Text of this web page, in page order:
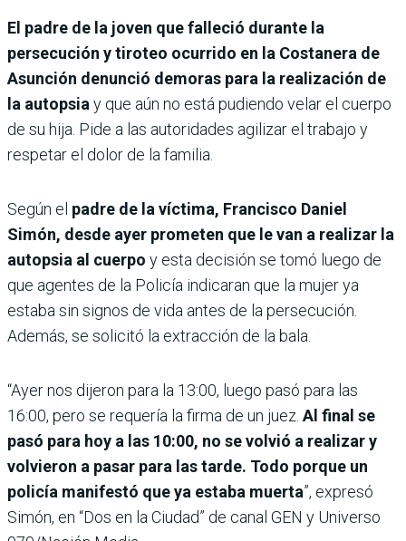
El padre de la joven que falleció durante la
persecución y tiroteo ocurrido en la Costanera de
Asunción denunció demoras para la realización de
la autopsiay que aún no está pudiendo velar el cuerpo
de su hija. Pide a las autoridades agilizar el trabajo y
respetar el dolor de la familia.
Según el padre de la víctima, Francisco Daniel
Simón, desde ayer prometen que le van a realizar la
autopsia al cuerpo y esta decisión se tomó luego de
que agentes de la Policía indicaran que la mujer ya
estaba sin signos de vida antes de la persecución.
Además, se solicitó la extracción de la bala.
“Ayer nos dijeron para la 13:00, luego pasó para las
16:00, pero se requería la firma de un juez. Al final se
pasó para hoy a las 10:00, no se volvió a realizar y
volvieron a pasar para las tarde. Todo porque un
policía manifestó que ya estaba muerta”, expresó
Simón, en “Dos en la Ciudad” de canal GEN y Universo